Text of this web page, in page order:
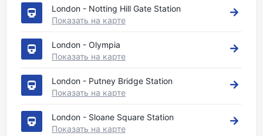
London - Notting Hill Gate Station
Показать на карте
London - Olympia
Показать на карте
London - Putney Bridge Station
Показать на карте
London - Sloane Square Station
Показать на карте